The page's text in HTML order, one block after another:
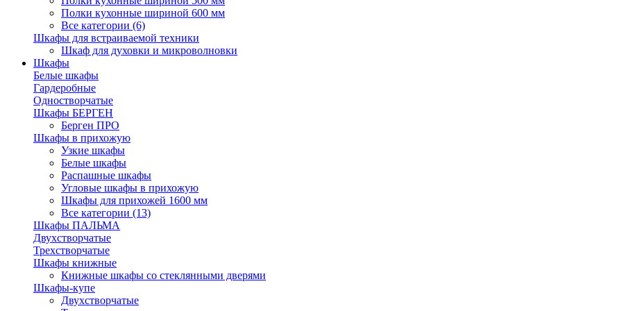
Полки кухонные шириной 600 мм
Все категории (6)
Шкафы для встраиваемой техники
Шкаф для духовки и микроволновки
Шкафы
Белые шкафы
Гардеробные
Одностворчатые
Шкафы БЕРГЕН
Берген ПРО
Шкафы в прихожую
Узкие шкафы
Белые шкафы
Распашные шкафы
Угловые шкафы в прихожую
Шкафы для прихожей 1600 мм
Все категории (13)
Шкафы ПАЛЬМА
Двухстворчатые
Трехстворчатые
Шкафы книжные
Книжные шкафы со стеклянными дверями
Шкафы-купе
Двухстворчатые